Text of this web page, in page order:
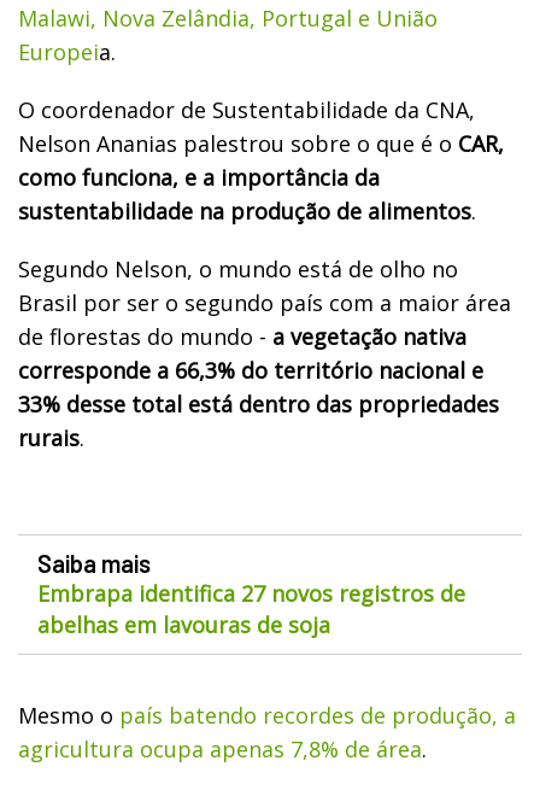
Malawi, Nova Zelândia, Portugal e União
Europeia.
O coordenador de Sustentabilidade da CNA,
Nelson Ananias palestrou sobre o que é o CAR,
como funciona, e a importância da
sustentabilidade na produção de alimentos.
Segundo Nelson, o mundo está de olho no
Brasil por ser o segundo país com a maior área
de florestas do mundo - a vegetação nativa
corresponde a 66,3% do território nacional e
33% desse total está dentro das propriedades
rurais.
Saiba mais
Embrapa identifica 27 novos registros de
abelhas em lavouras de soja
Mesmo o país batendo recordes de produção, a
agricultura ocupa apenas 7,8% de área.